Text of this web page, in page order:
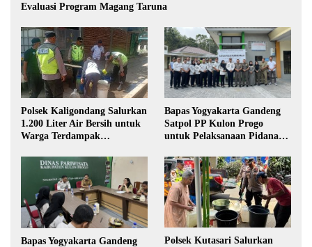
Evaluasi Program Magang Taruna
Polsek Kaligondang Salurkan
1.200 Liter Air Bersih untuk
Warga Terdampak
Bapas Yogyakarta Gandeng
Satpol PP Kulon Progo
untuk Pelaksanaan Pidana
Bapas Yogyakarta Gandeng
Polsek Kutasari Salurkan